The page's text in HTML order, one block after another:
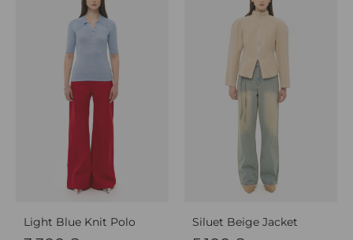
Light Blue Knit Polo Siluet Beige Jacket